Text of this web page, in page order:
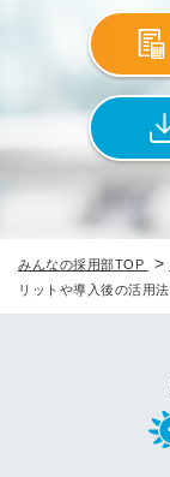
みんなの採用部TOP >
リットや導入後の活用法